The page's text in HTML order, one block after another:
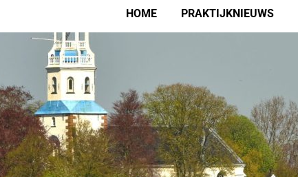
HOME PRAKTIJKNIEUWS